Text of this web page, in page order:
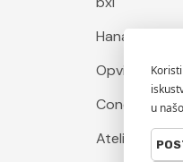
Hanah Home
Opviq
Conceptum
Atelier Del